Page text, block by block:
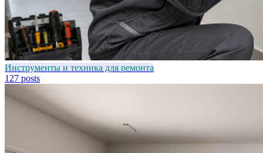
Инструменты и техника для ремонта
127 posts